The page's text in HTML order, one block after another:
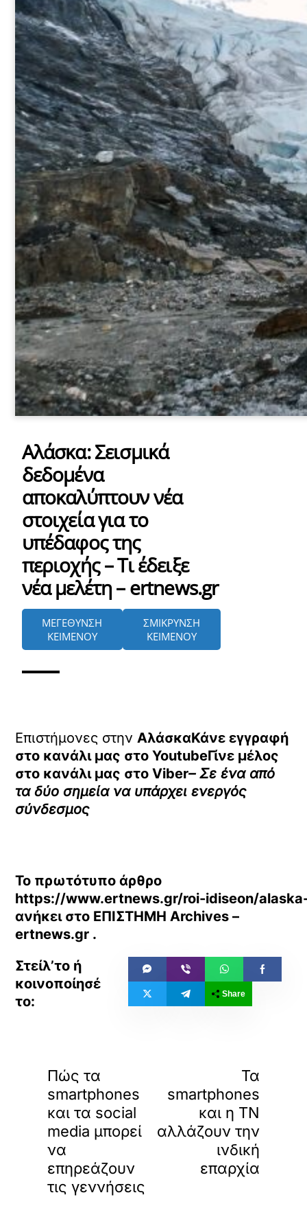
Αλάσκα: Σεισμικά
δεδομένα
αποκαλύπτουν νέα
στοιχεία για το
υπέδαφος της
περιοχής – Τι έδειξε
νέα μελέτη – ertnews.gr
ΜΕΓΕΘΥΝΣΗ
ΚΕΙΜΕΝΟΥ
ΣΜΙΚΡΥΝΣΗ
ΚΕΙΜΕΝΟΥ
Επιστήμονες στηνΑλάσκαΚάνε εγγραφή
στο κανάλι μας στοYoutubeΓίνε μέλος
στο κανάλι μας στοViber– Σε ένα από
τα δύο σημεία να υπάρχει ενεργός
σύνδεσμος
Το πρωτότυπο άρθρο
https://www.ertnews.gr/roi-idiseon/
ανήκει στο ΕΠΙΣΤΗΜΗ Archives –
ertnews.gr .
Share
Πώς τα
smartphones
και τα social
media μπορεί
να
επηρεάζουν
τις γεννήσεις
Τα
smartphones
και η ΤΝ
αλλάζουν την
ινδική
επαρχία